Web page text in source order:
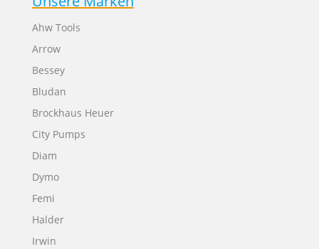
Ahw Tools
Arrow
Bessey
Bludan
Brockhaus Heuer
City Pumps
Diam
Dymo
Femi
Halder
Irwin